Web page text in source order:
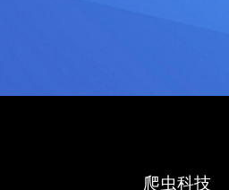
爬虫科技